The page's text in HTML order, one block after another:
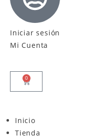
Iniciar sesión
Mi Cuenta
0
Inicio
Tienda